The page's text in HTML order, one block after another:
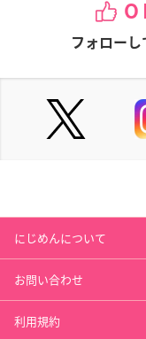
フォローし
にじめんについて
お問い合わせ
利用規約